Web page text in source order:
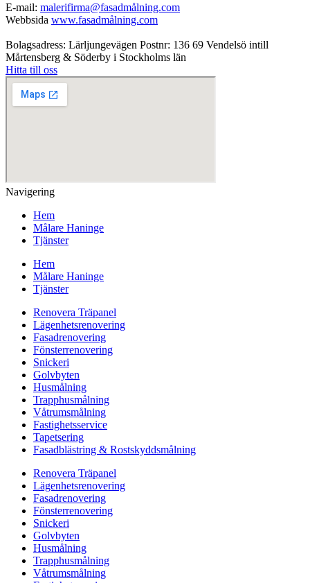
E-mail: malerifirma@fasadmålning.com
Webbsida www.fasadmålning.com
Bolagsadress: Lärljungevägen Postnr: 136 69 Vendelsö intill
Mårtensberg & Söderby i Stockholms län
Hitta till oss
Navigering
Hem
Målare Haninge
Tjänster
Hem
Målare Haninge
Tjänster
Renovera Träpanel
Lägenhetsrenovering
Fasadrenovering
Fönsterrenovering
Snickeri
Golvbyten
Husmålning
Trapphusmålning
Våtrumsmålning
Fastighetsservice
Tapetsering
Fasadblästring & Rostskyddsmålning
Renovera Träpanel
Lägenhetsrenovering
Fasadrenovering
Fönsterrenovering
Snickeri
Golvbyten
Husmålning
Trapphusmålning
Våtrumsmålning